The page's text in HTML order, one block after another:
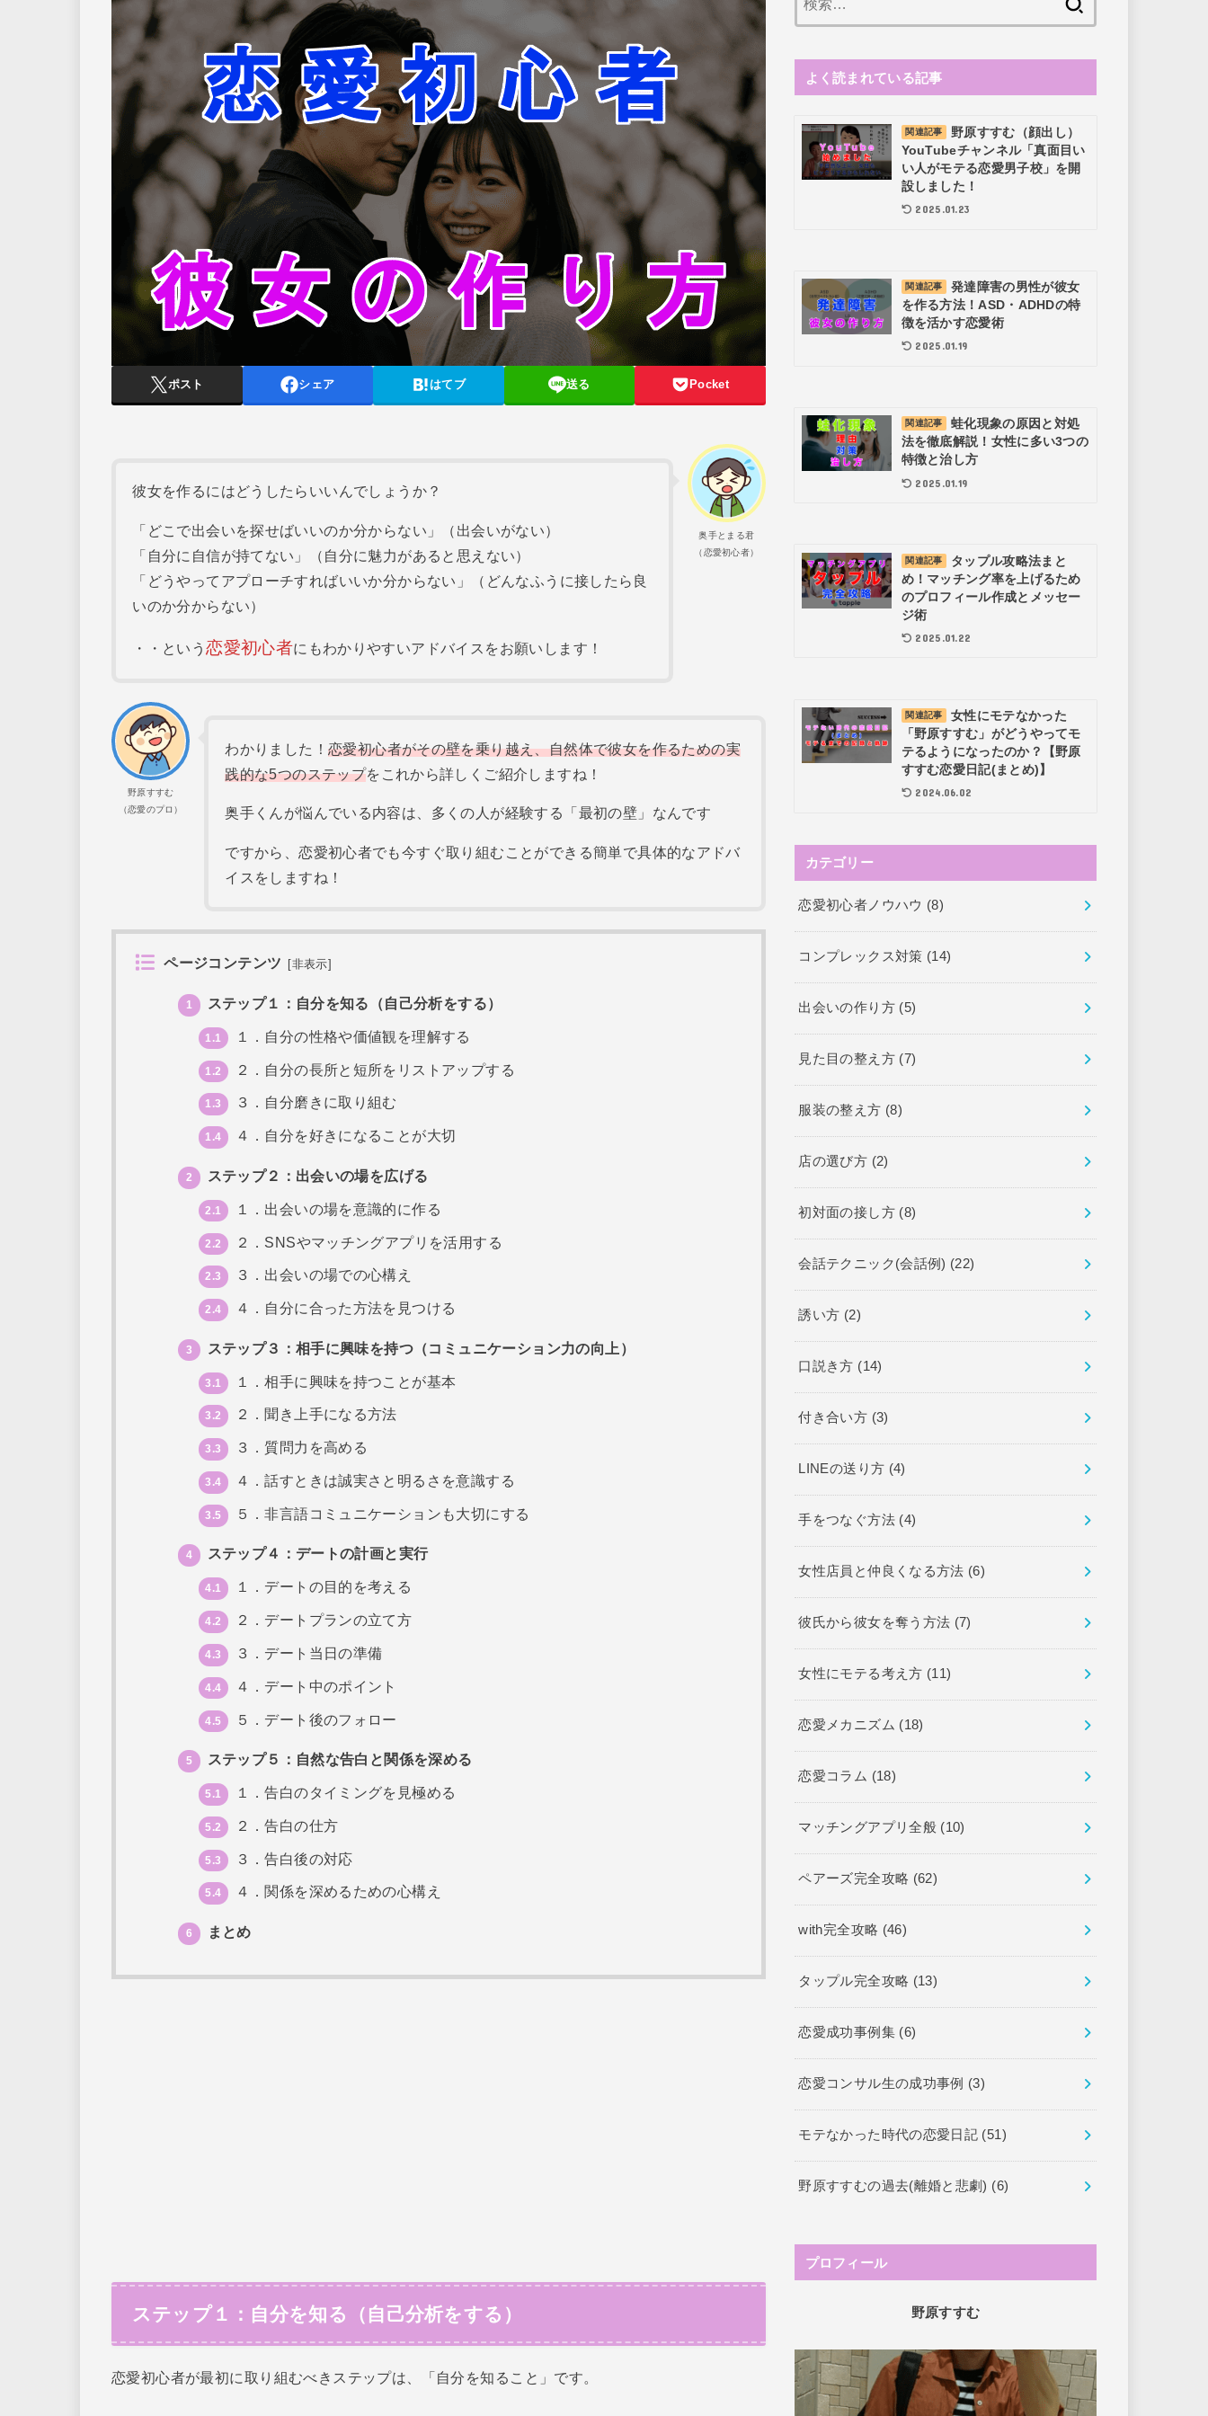
ポスト シェア はてブ 送る Pocket
奥手とまる君
（恋愛初心者）
彼女を作るにはどうしたらいいんでしょうか？
「どこで出会いを探せばいいのか分からない」（出会いがない）
「自分に自信が持てない」（自分に魅力があると思えない）
「どうやってアプローチすればいいか分からない」（どんなふうに接したら良
いのか分からない）
・・という恋愛初心者にもわかりやすいアドバイスをお願いします！
野原すすむ
（恋愛のプロ）
わかりました！ 恋愛初心者がその壁を乗り越え、自然体で彼女を作るための実
践的な5つのステップをこれから詳しくご紹介しますね！
奥手くんが悩んでいる内容は、多くの人が経験する「最初の壁」なんです
ですから、恋愛初心者でも今すぐ取り組むことができる簡単で具体的なアドバ
イスをしますね！
ページコンテンツ 非表示
1 ステップ１：自分を知る（自己分析をする）
1.1 １．自分の性格や価値観を理解する
1.2 ２．自分の長所と短所をリストアップする
1.3 ３．自分磨きに取り組む
1.4 ４．自分を好きになることが大切
2 ステップ２：出会いの場を広げる
2.1 １．出会いの場を意識的に作る
2.2 ２．SNSやマッチングアプリを活用する
2.3 ３．出会いの場での心構え
2.4 ４．自分に合った方法を見つける
3 ステップ３：相手に興味を持つ（コミュニケーション力の向上）
3.1 １．相手に興味を持つことが基本
3.2 ２．聞き上手になる方法
3.3 ３．質問力を高める
3.4 ４．話すときは誠実さと明るさを意識する
3.5 ５．非言語コミュニケーションも大切にする
4 ステップ４：デートの計画と実行
4.1 １．デートの目的を考える
4.2 ２．デートプランの立て方
4.3 ３．デート当日の準備
4.4 ４．デート中のポイント
4.5 ５．デート後のフォロー
5 ステップ５：自然な告白と関係を深める
5.1 １．告白のタイミングを見極める
5.2 ２．告白の仕方
5.3 ３．告白後の対応
5.4 ４．関係を深めるための心構え
6 まとめ
ステップ１：自分を知る（自己分析をする）
恋愛初心者が最初に取り組むべきステップは、「自分を知ること」です。
よく読まれている記事
関連記事
野原すすむ（顔出し）
YouTubeチャンネル「真面目い
い人がモテる恋愛男子校」を開
設しました！
2025.01.23
関連記事
発達障害の男性が彼女
を作る方法！ASD・ADHDの特
徴を活かす恋愛術
2025.01.19
関連記事
蛙化現象の原因と対処
法を徹底解説！女性に多い3つの
特徴と治し方
2025.01.19
関連記事
タップル攻略法まと
め！マッチング率を上げるため
のプロフィール作成とメッセー
ジ術
2025.01.22
関連記事
女性にモテなかった
「野原すすむ」がどうやってモ
テるようになったのか？【野原
すすむ恋愛日記(まとめ)】
2024.06.02
カテゴリー
恋愛初心者ノウハウ (8)
コンプレックス対策 (14)
出会いの作り方 (5)
見た目の整え方 (7)
服装の整え方 (8)
店の選び方 (2)
初対面の接し方 (8)
会話テクニック(会話例) (22)
誘い方 (2)
口説き方 (14)
付き合い方 (3)
LINEの送り方 (4)
手をつなぐ方法 (4)
女性店員と仲良くなる方法 (6)
彼氏から彼女を奪う方法 (7)
女性にモテる考え方 (11)
恋愛メカニズム (18)
恋愛コラム (18)
マッチングアプリ全般 (10)
ペアーズ完全攻略 (62)
with完全攻略 (46)
タップル完全攻略 (13)
恋愛成功事例集 (6)
恋愛コンサル生の成功事例 (3)
モテなかった時代の恋愛日記 (51)
野原すすむの過去(離婚と悲劇) (6)
プロフィール
野原すすむ